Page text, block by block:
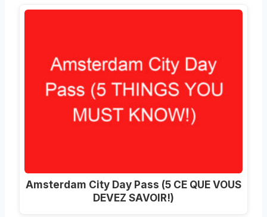
Amsterdam City Day Pass (5 CE QUE VOUS
DEVEZ SAVOIR!)